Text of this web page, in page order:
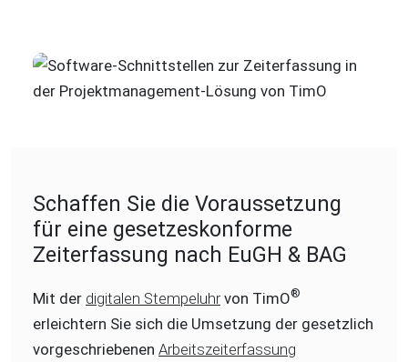
Schaffen Sie die Voraussetzung
für eine gesetzeskonforme
Zeiterfassung nach EuGH & BAG
Mit der digitalen Stempeluhr von TimO®
erleichtern Sie sich die Umsetzung der gesetzlich
vorgeschriebenen Arbeitszeiterfassung